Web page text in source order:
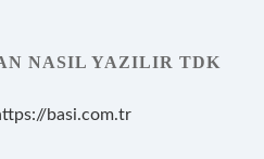
NASIL YAZILIR TDK
basi.com.tr